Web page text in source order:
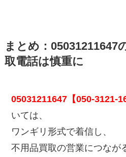
まとめ：05031211647
取電話は慎重に
05031211647【050-3121-
いては、
ワンギリ形式で着信し、
不用品買取の営業につなが